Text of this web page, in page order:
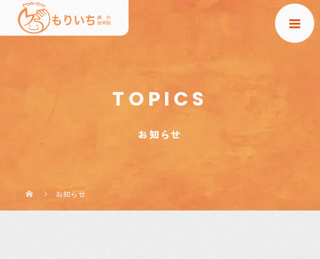
TOPICS
お知らせ
お知らせ